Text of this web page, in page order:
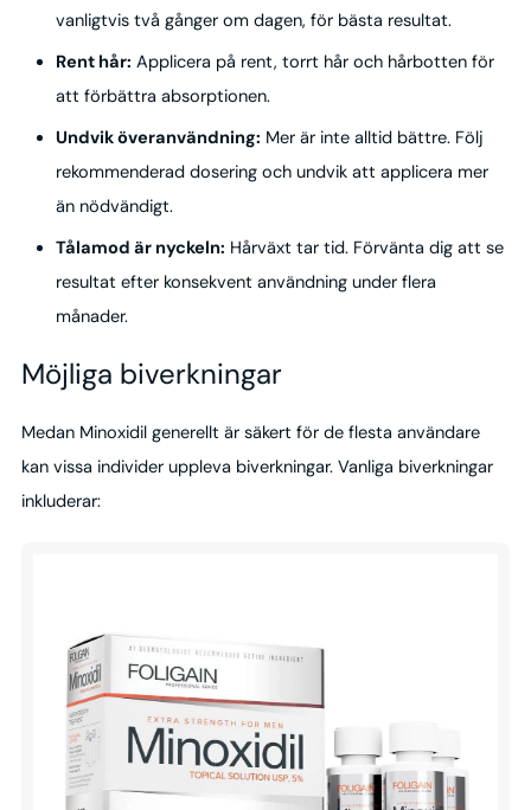
vanligtvis två gånger om dagen, för bästa resultat.
Rent hår: Applicera på rent, torrt hår och hårbotten för
att förbättra absorptionen.
Undvik överanvändning: Mer är inte alltid bättre. Följ
rekommenderad dosering och undvik att applicera mer
än nödvändigt.
Tålamod är nyckeln: Hårväxt tar tid. Förvänta dig att se
resultat efter konsekvent användning under flera
månader.
Möjliga biverkningar
Medan Minoxidil generellt är säkert för de flesta användare
kan vissa individer uppleva biverkningar. Vanliga biverkningar
inkluderar: